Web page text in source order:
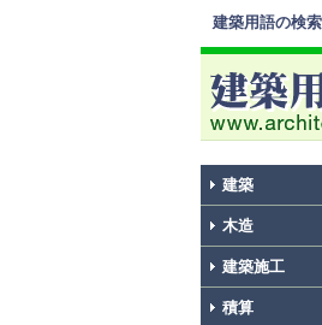
建築用語の検
建築
木造
建築施工
積算